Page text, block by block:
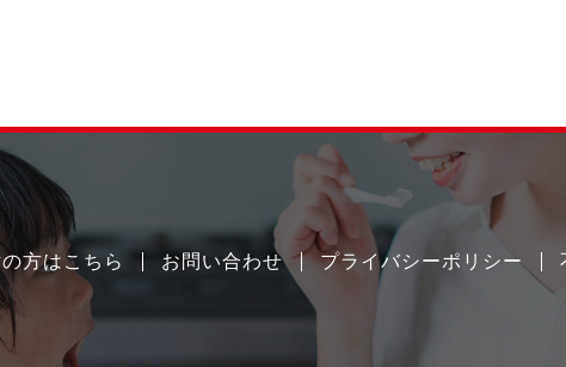
方はこちら お問い合わせ プライバシーポリシー